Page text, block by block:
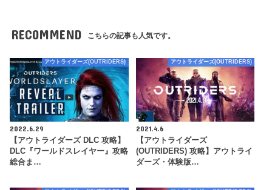
RECOMMEND こちらの記事も人気です。
アウトライダーズ(OUTRIDERS)
2022.6.29
【アウトライダーズ DLC 攻略】
DLC『ワールドスレイヤー』攻略
総合ま…
アウトライダーズ(OUTRIDERS)
2021.4.6
【アウトライダーズ
(OUTRIDERS) 攻略】アウトライ
ダーズ・体験版…